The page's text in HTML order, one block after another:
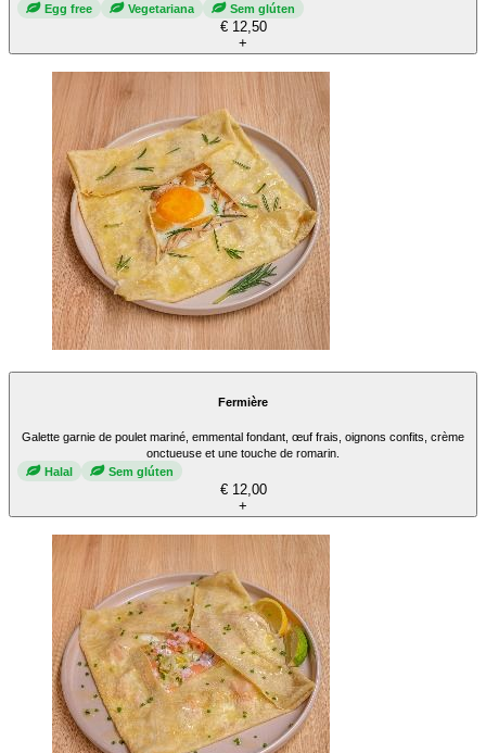
Egg free
Vegetariana Sem glúten
€ 12,50
+
Fermière
Galette garnie de poulet mariné, emmental fondant, œuf frais, oignons confits, crème
onctueuse et une touche de romarin.
Halal
Sem glúten
€ 12,00
+